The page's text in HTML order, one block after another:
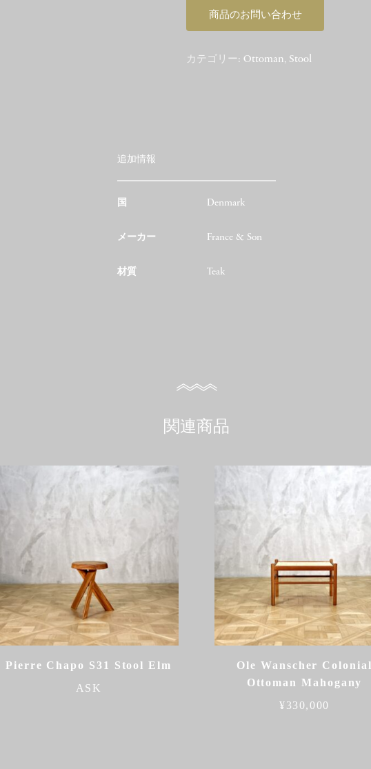
商品のお問い合わせ
カテゴリー: Ottoman, Stool
追加情報
国 Denmark
メーカー France & Son
材質 Teak
関連商品
Pierre Chapo S31 Stool Elm
ASK
Ole Wanscher Colonial
Ottoman Mahogany
¥330,000